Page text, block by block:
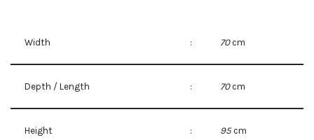
Width : 70cm
Depth / Length : 70cm
Height : 95cm